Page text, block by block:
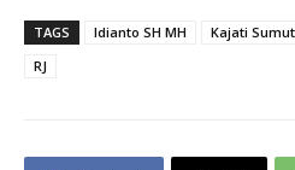
TAGS Idianto SH MH Kajati Sumut
RJ